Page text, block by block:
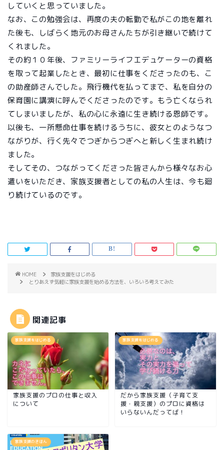
していくと思っていました。
なお、この勉強会は、再度の夫の転勤で私がこの地を離れ
た後も、しばらく地元のお母さんたちが引き継いで続けて
くれました。
その約１０年後、ファミリーライフエデュケーターの資格
を取って起業したとき、最初に仕事をくださったのも、こ
の助産師さんでした。飛行機代を払ってまで、私を自分の
保育園に講演に呼んでくださったのです。もう亡くなられ
てしまいましたが、私の心に永遠に生き続ける恩師です。
以後も、一所懸命仕事を続けるうちに、彼女とのようなつ
ながりが、行く先々でつぎからつぎへと新しく生まれ続け
ました。
そしてその、つながってくださった皆さんから様々なお心
遣いをいただき、家族支援者としての私の人生は、今も廻
り続けているのです。
HOME
家族支援をはじめる
とりあえず気軽に家族支援を始める方法を、いろいろ考えてみた
関連記事
家族支援をはじめる
家族支援のプロの仕事と収入
について
家族支援をはじめる
だから家族支援（子育て支
援・親支援）のプロに資格は
いらないんだってば！
家族支援のきほん